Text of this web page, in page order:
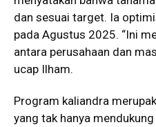
dan sesuai target. Ia
pada Agustus 2025. “Ini
antara perusahaan dan
ucap Ilham.
Program kaliandra
yang tak hanya